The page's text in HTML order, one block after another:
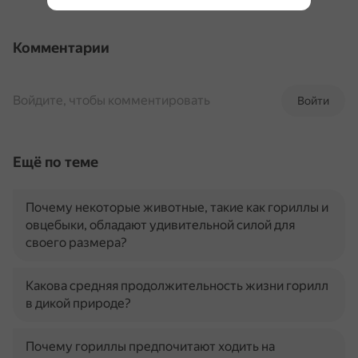
Комментарии
Войти
Войдите, чтобы комментировать
Ещё по теме
Почему некоторые животные, такие как гориллы и
овцебыки, обладают удивительной силой для
своего размера?
Какова средняя продолжительность жизни горилл
в дикой природе?
Почему гориллы предпочитают ходить на